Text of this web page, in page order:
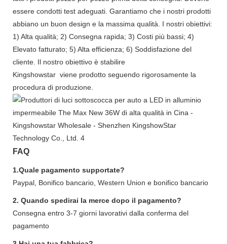
essere condotti test adeguati. Garantiamo che i nostri prodotti
abbiano un buon design e la massima qualità. I ​​nostri obiettivi:
1) Alta qualità; 2) Consegna rapida; 3) Costi più bassi; 4)
Elevato fatturato; 5) Alta efficienza; 6) Soddisfazione del
cliente. Il nostro obiettivo è stabilire
Kingshowstar viene prodotto seguendo rigorosamente la
procedura di produzione.
FAQ
1.Quale pagamento supportate?
Paypal, Bonifico bancario, Western Union e bonifico bancario
2. Quando spedirai la merce dopo il pagamento?
Consegna entro 3-7 giorni lavorativi dalla conferma del
pagamento